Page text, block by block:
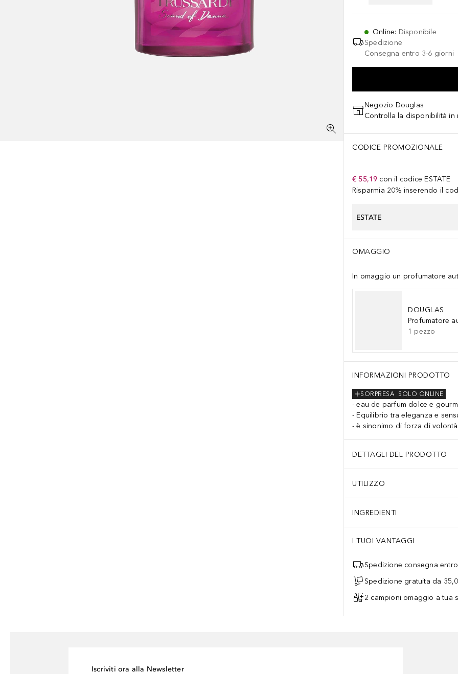
Online: Disponibile
Spedizione
Consegna entro 3-6 giorni
Negozio Douglas
Controlla la disponibilità in
CODICE PROMOZIONALE
€ 55,19 con il codice ESTATE
Risparmia 20% inserendo il
ESTATE
OMAGGIO
In omaggio un profumatore
DOUGLAS
Profumatore
1 pezzo
INFORMAZIONI PRODOTTO
SOLO ONLINE
SORPRESA
eau de parfum dolce e
Equilibrio tra eleganza e
è sinonimo di forza di
DETTAGLI DEL PRODOTTO
UTILIZZO
INGREDIENTI
I TUOI VANTAGGI
Spedizione consegna
Spedizione gratuita da
2 campioni omaggio a tua
Iscriviti ora alla Newsletter